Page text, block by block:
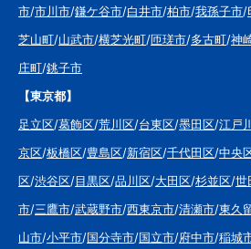
市/市川市/鎌ケ谷市/白井市/柏市/我孫子市/
芝山町/山武市/横芝光町/匝瑳市/多古町/神
庄町/銚子市
【東京都】
足立区/葛飾区/荒川区/台東区/墨田区/江戸
京区/板橋区/豊島区/新宿区/千代田区/中央
区/渋谷区/目黒区/品川区/大田区/杉並区/世
市/三鷹市/武蔵野市/西東京市/清瀬市/東久
山市/小平市/国分寺市/国立市/府中市/稲城